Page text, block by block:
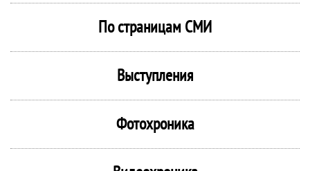
По страницам СМИ
Выступления
Фотохроника